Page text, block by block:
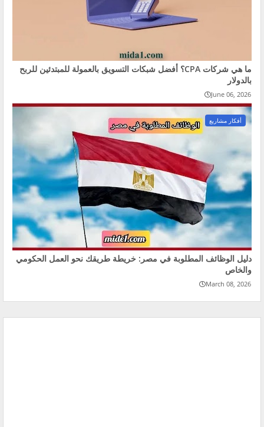
ما هي شركات CPA؟ أفضل شبكات التسويق بالعمولة للمبتدئين للربح
بالدولار
June 06, 2026
أفكار مشاريع
دليل الوظائف المطلوبة في مصر: خريطة طريقك نحو العمل الحكومي
والخاص
March 08, 2026